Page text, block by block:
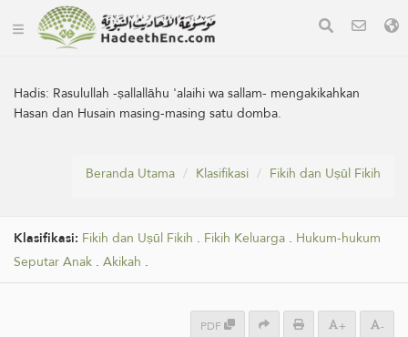
Hadis: Rasulullah -ṣallallāhu 'alaihi wa sallam- mengakikahkan
Hasan dan Husain masing-masing satu domba.
Beranda Utama Klasifikasi Fikih dan Uṣūl Fikih
Klasifikasi: Fikih dan Uṣūl Fikih . Fikih Keluarga . Hukum-hukum
Seputar Anak . Akikah .
PDF + -